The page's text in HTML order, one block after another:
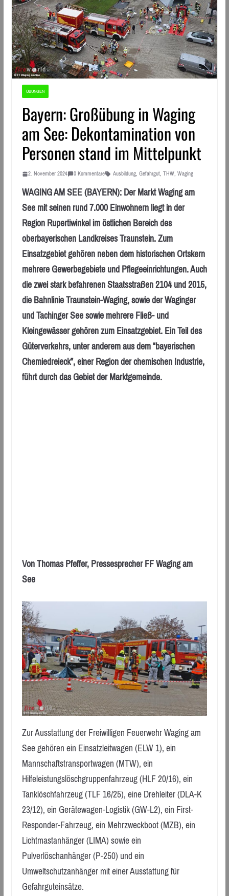
ÜBUNGEN
Bayern: Großübung in Waging
am See: Dekontamination von
Personen stand im Mittelpunkt
2. November 2024 0 Kommentare Ausbildung, Gefahrgut, THW, Waging
WAGING AM SEE (BAYERN): Der Markt Waging am
See mit seinen rund 7.000 Einwohnern liegt in der
Region Rupertiwinkel im östlichen Bereich des
oberbayerischen Landkreises Traunstein. Zum
Einsatzgebiet gehören neben dem historischen Ortskern
mehrere Gewerbegebiete und Pflegeeinrichtungen. Auch
die zwei stark befahrenen Staatsstraßen 2104 und 2015,
die Bahnlinie Traunstein-Waging, sowie der Waginger
und Tachinger See sowie mehrere Fließ- und
Kleingewässer gehören zum Einsatzgebiet. Ein Teil des
Güterverkehrs, unter anderem aus dem “bayerischen
Chemiedreieck”, einer Region der chemischen Industrie,
führt durch das Gebiet der Marktgemeinde.
Von Thomas Pfeffer, Pressesprecher FF Waging am
See
Zur Ausstattung der Freiwilligen Feuerwehr Waging am
See gehören ein Einsatzleitwagen (ELW 1), ein
Mannschaftstransportwagen (MTW), ein
Hilfeleistungslöschgruppenfahrzeug (HLF 20/16), ein
Tanklöschfahrzeug (TLF 16/25), eine Drehleiter (DLA-K
23/12), ein Gerätewagen-Logistik (GW-L2), ein First-
Responder-Fahrzeug, ein Mehrzweckboot (MZB), ein
Lichtmastanhänger (LIMA) sowie ein
Pulverlöschanhänger (P-250) und ein
Umweltschutzanhänger mit einer Ausstattung für
Gefahrguteinsätze.